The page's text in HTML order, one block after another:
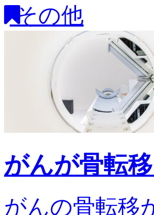
その他
がんが骨転
がんの骨転移